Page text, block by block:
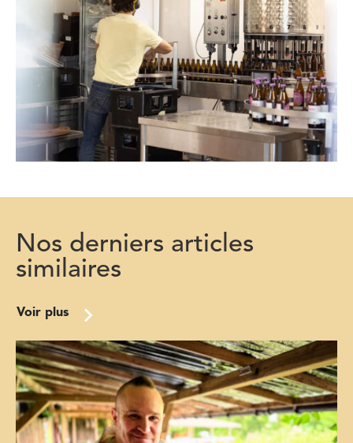
Nos derniers articles
similaires
Voir plus